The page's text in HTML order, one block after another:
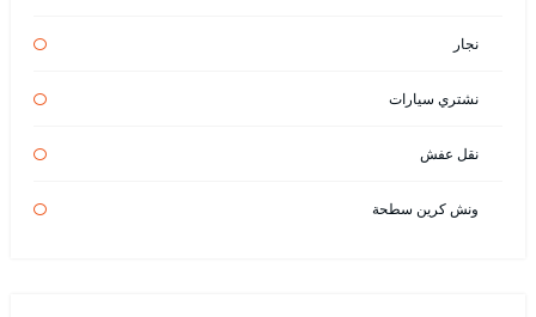
نجار
نشتري سيارات
نقل عفش
ونش كرين سطحة